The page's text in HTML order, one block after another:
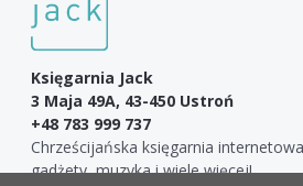
Księgarnia Jack
3 Maja 49A, 43-450 Ustroń
+48 783 999 737
Chrześcijańska księgarnia
gadżety, muzyka i wiele więcej!